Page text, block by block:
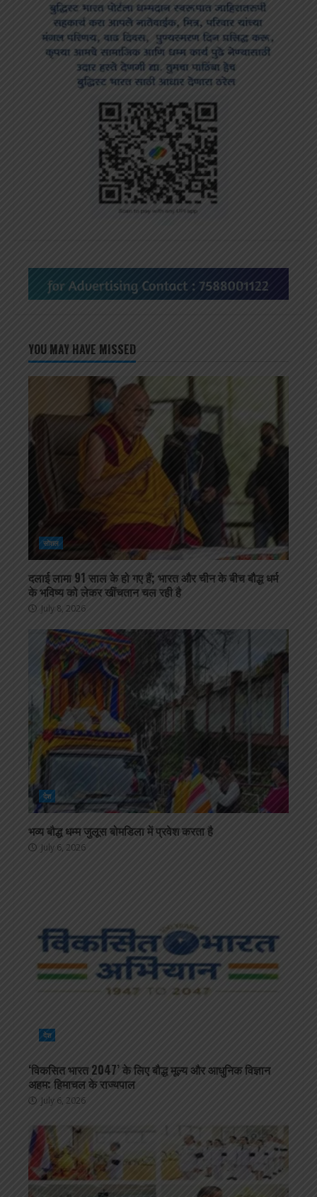
YOU MAY HAVE MISSED
सोशल
दलाई लामा 91 साल के हो गए हैं; भारत और चीन के बीच बौद्ध धर्म
के भविष्य को लेकर खींचतान चल रही है
July 8, 2026
देश
भव्य बौद्ध धम्म जुलूस बोमडिला में प्रवेश करता है
July 6, 2026
देश
‘विकसित भारत 2047’ के लिए बौद्ध मूल्य और आधुनिक विज्ञान
अहम: हिमाचल के राज्यपाल
July 6, 2026